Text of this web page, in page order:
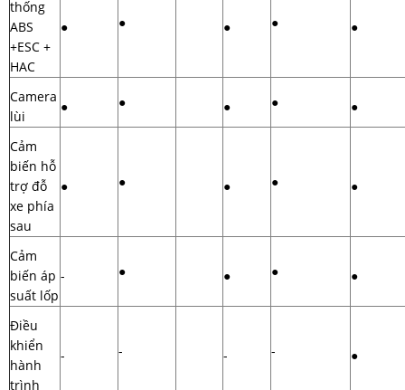
thống
ABS
+ESC +
HAC
● ● ● ● ●
Camera
lùi
● ● ● ● ●
Cảm
biến hỗ
trợ đỗ
xe phía
sau
● ● ● ● ●
Cảm
biến áp
suất lốp
- ● ● ● ●
Điều
khiển
hành
trình
- - - - ●